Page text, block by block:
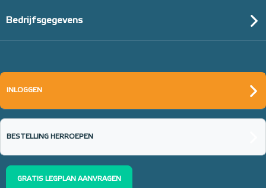
Bedrijfsgegevens
INLOGGEN
BESTELLING HERROEPEN
GRATIS LEGPLAN AANVRAGEN